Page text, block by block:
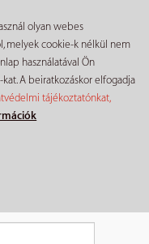
olyan webes
melyek cookie-k nélkül nem
használatával Ön
A beiratkozáskor elfogadja
tájékoztatónkat,